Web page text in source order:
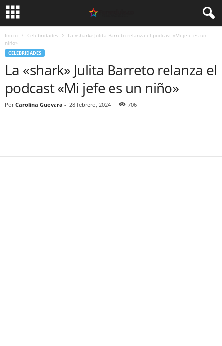
Inicio Celebridades
La «shark» Julita Barreto relanza el podcast «Mi jefe es un
niño»
CELEBRIDADES
La «shark» Julita Barreto relanza el
podcast «Mi jefe es un niño»
Por Carolina Guevara - 28 febrero, 2024 706